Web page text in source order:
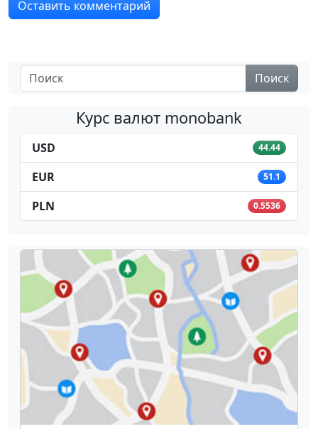
Поиск
Курс валют monobank
USD 44.44
EUR 51.1
PLN 0.5536